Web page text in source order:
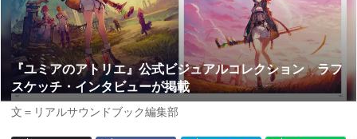
『ユミアのアトリエ』公式ビジュアルコレクション ラフ
スケッチ・インタビューが掲載
文＝リアルサウンドブック編集部